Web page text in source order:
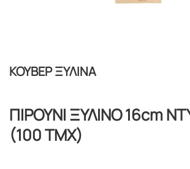
ΚΟΥΒΕΡ ΞΥΛΙΝΑ
ΠΙΡΟΥΝΙ ΞΥΛΙΝΟ 16cm
(100 ΤΜΧ)